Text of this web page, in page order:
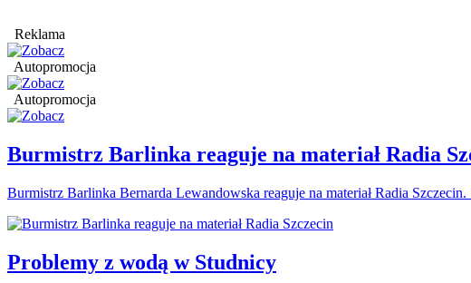
Reklama
Autopromocja
Autopromocja
Burmistrz Barlinka reaguje na materiał Radia
Burmistrz Barlinka Bernarda Lewandowska reaguje na materiał Radia
Problemy z wodą w Studnicy